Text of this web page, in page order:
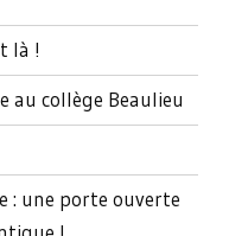
là !
au collège Beaulieu
: une porte ouverte